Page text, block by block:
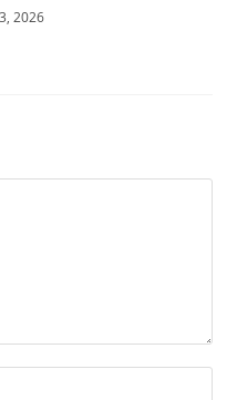
2026